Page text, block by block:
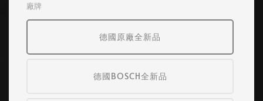
廠牌
德國原廠全新品
德國BOSCH全新品